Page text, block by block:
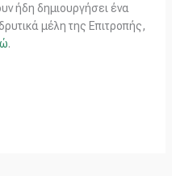
ήδη δημιουργήσει ένα
μέλη της Επιτροπής,
.